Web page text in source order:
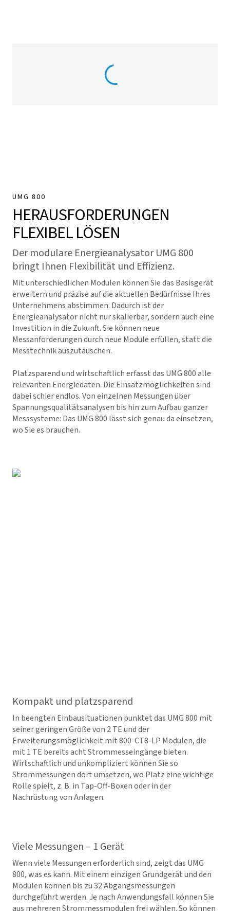
UMG 800
HERAUSFORDERUNGEN
FLEXIBEL LÖSEN
Der modulare Energieanalysator UMG 800
bringt Ihnen Flexibilität und Effizienz.
Mit unterschiedlichen Modulen können Sie das Basisgerät
erweitern und präzise auf die aktuellen Bedürfnisse Ihres
Unternehmens abstimmen. Dadurch ist der
Energieanalysator nicht nur skalierbar, sondern auch eine
Investition in die Zukunft. Sie können neue
Messanforderungen durch neue Module erfüllen, statt die
Messtechnik auszutauschen.
Platzsparend und wirtschaftlich erfasst das UMG 800 alle
relevanten Energiedaten. Die Einsatzmöglichkeiten sind
dabei schier endlos. Von einzelnen Messungen über
Spannungsqualitätsanalysen bis hin zum Aufbau ganzer
Messsysteme: Das UMG 800 lässt sich genau da einsetzen,
wo Sie es brauchen.
Kompakt und platzsparend
In beengten Einbausituationen punktet das UMG 800 mit
seiner geringen Größe von 2 TE und der
Erweiterungsmöglichkeit mit 800-CT8-LP Modulen, die
mit 1 TE bereits acht Strommesseingänge bieten.
Wirtschaftlich und unkompliziert können Sie so
Strommessungen dort umsetzen, wo Platz eine wichtige
Rolle spielt, z. B. in Tap-Off-Boxen oder in der
Nachrüstung von Anlagen.
Viele Messungen – 1 Gerät
Wenn viele Messungen erforderlich sind, zeigt das UMG
800, was es kann. Mit einem einzigen Grundgerät und den
Modulen können bis zu 32 Abgangsmessungen
durchgeführt werden. Je nach Anwendungsfall können Sie
aus mehreren Strommessmodulen frei wählen. So können